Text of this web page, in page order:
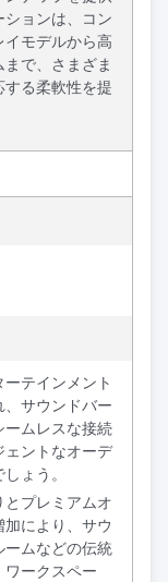
ションは、コン
モデルから高
で、さまざま
る柔軟性を提
テインメント
サウンドバー
ームレスな接続
ェントなオーデ
ょう。
プレミアムオ
により、サウ
ームなどの伝統
ークスペー